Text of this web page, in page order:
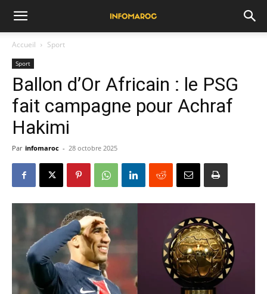
Accueil Sport
Sport
Ballon d’Or Africain : le PSG
fait campagne pour Achraf
Hakimi
Par infomaroc - 28 octobre 2025